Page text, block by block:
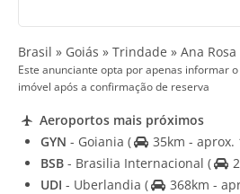
Brasil » Goiás » Trindade » Ana Rosa
Este anunciante opta por apenas informar
imóvel após a confirmação de reserva
Aeroportos mais próximos
GYN - Goiania (
35km - aprox.
BSB - Brasilia Internacional (
UDI - Uberlandia ( 368km -